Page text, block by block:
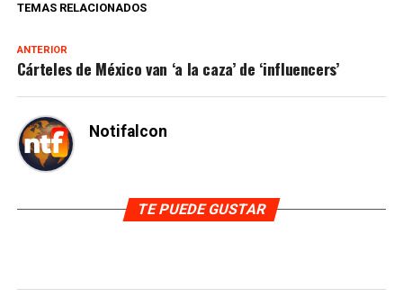
TEMAS RELACIONADOS
ANTERIOR
Cárteles de México van ‘a la caza’ de ‘influencers’
Notifalcon
TE PUEDE GUSTAR